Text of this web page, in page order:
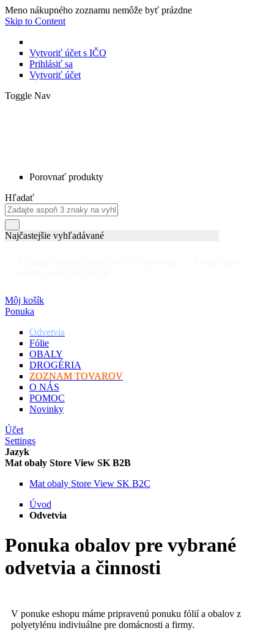
Meno nákupného zoznamu nemôže byť prázdne
Skip to Content
Vytvoriť účet s IČO
Prihlásiť sa
Vytvoriť účet
Toggle Nav
Porovnať produkty
Hľadať
Najčastejšie vyhľadávané
Môj košík
Ponuka
Odvetvia
Fólie
OBALY
DROGÉRIA
ZOZNAM TOVAROV
O NÁS
POMOC
Novinky
Účet
Settings
Jazyk
Mat obaly Store View SK B2B
Mat obaly Store View SK B2C
Úvod
Odvetvia
Ponuka obalov pre vybrané
odvetvia a činnosti
V ponuke eshopu máme pripravenú ponuku fólií a obalov z
polyetylénu indiviuálne pre domácnosti a firmy.